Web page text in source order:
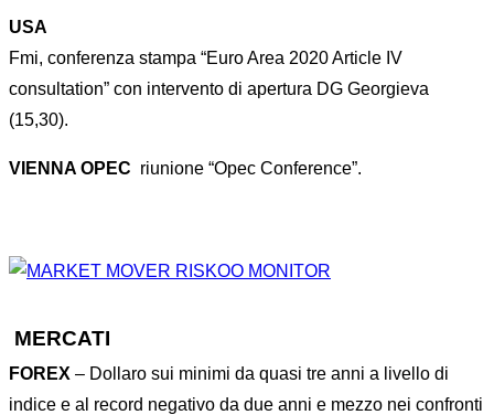
USA
Fmi, conferenza stampa “Euro Area 2020 Article IV
consultation” con intervento di apertura DG Georgieva
(15,30).
VIENNA OPEC riunione “Opec Conference”.
MERCATI
FOREX – Dollaro sui minimi da quasi tre anni a livello di
indice e al record negativo da due anni e mezzo nei confronti